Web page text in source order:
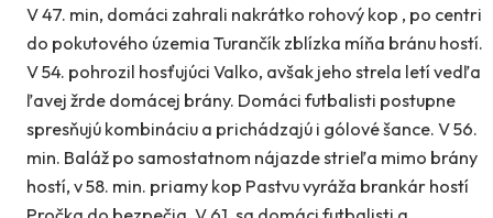
V 47. min, domáci zahrali nakrátko rohový kop , po centri
do pokutového územia Turančík zblízka míňa bránu hostí.
V 54. pohrozil hosťujúci Valko, avšak jeho strela letí vedľa
ľavej žrde domácej brány. Domáci futbalisti postupne
spresňujú kombináciu a prichádzajú i gólové šance. V 56.
min. Baláž po samostatnom nájazde strieľa mimo brány
hostí, v 58. min. priamy kop Pastvu vyráža brankár hostí